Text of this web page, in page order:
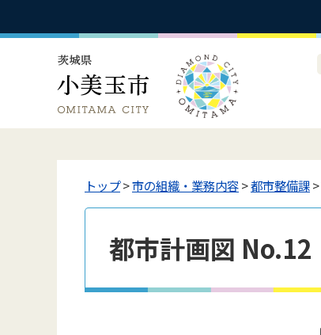
トップ>市の組織・業務内容>都市整備課>
都市計画図 No.12